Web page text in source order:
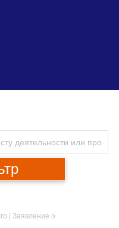
| Заявление о